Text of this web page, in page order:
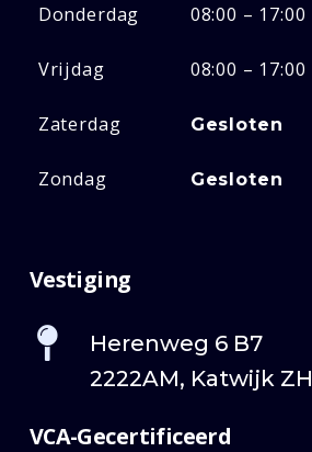
Donderdag 08:00 – 17:00
Vrijdag 08:00 – 17:00
Zaterdag Gesloten
Zondag Gesloten
Vestiging
Herenweg 6 B7
2222AM, Katwijk ZH
VCA-Gecertificeerd